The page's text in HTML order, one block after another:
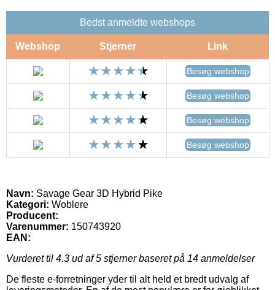
Bedst anmeldte webshops
Webshop Stjerner Link
Besøg webshop
Besøg webshop
Besøg webshop
Besøg webshop
Navn: Savage Gear 3D Hybrid Pike
Kategori: Woblere
Producent:
Varenummer: 150743920
EAN:
Vurderet til 4.3 ud af 5 stjerner baseret på 14 anmeldelser
De fleste e-forretninger yder til alt held et bredt udvalg af